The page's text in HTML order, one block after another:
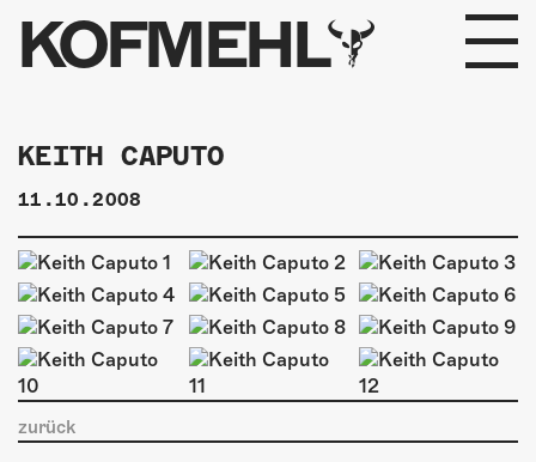
KOFMEHL
PROGRAMM
FABRIKGEFLÜSTER
GALERIE
FOTOGALERIE
PHOTOMAT
INFOS
KEITH CAPUTO
11.10.2008
zurück